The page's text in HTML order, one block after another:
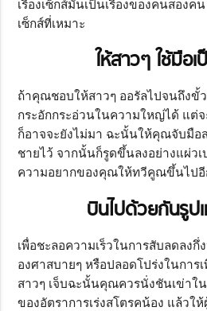
เรื่องเซ็กส์มันเป็นเรื่องของคนสองค
เซ็กส์ที่เหมาะ
ให้สาวๆ ใช้มือ
ถ้าคุณชอบให้สาวๆ ออรัลไปจนถึงขั้ว
กระอักกระอ่วนในความใหญ่ได้ แต่
ก็อาจจะยังไม่มา ฉะนั้นให้คุณจับมือ
ชายไว้ จากนั้นก็รูดขึ้นลงอย่างแผ่ว
ความอยากของคุณให้ทวีคูณขึ้นไปอี
บินไปด้วยกันรู
เพื่อชะลอความเร็วในการสับลดลง
องศาสบายๆ หรือปลอดโปร่งในการ
สาวๆ เจ็บฉะนั้นคุณควรนั่งชันเข่าใ
ของอัตราการเร่งสโตรคน้อง แล้วใ